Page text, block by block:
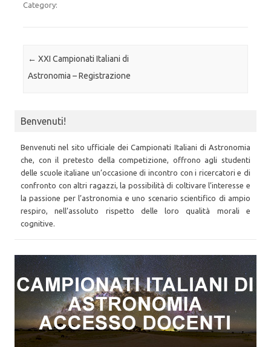
Category:
Post navigation
← XXI Campionati Italiani di
Astronomia – Registrazione
Benvenuti!
Benvenuti nel sito ufficiale dei Campionati Italiani di Astronomia
che, con il pretesto della competizione, offrono agli studenti
delle scuole italiane un’occasione di incontro con i ricercatori e di
confronto con altri ragazzi, la possibilità di coltivare l’interesse e
la passione per l’astronomia e uno scenario scientifico di ampio
respiro, nell’assoluto rispetto delle loro qualità morali e
cognitive.